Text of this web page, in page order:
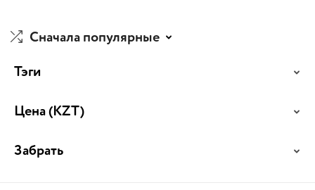
Сначала популярные
Тэги
Цена(KZT)
Забрать